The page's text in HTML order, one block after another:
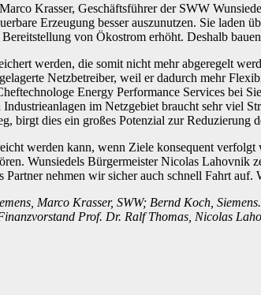
Krasser, Geschäftsführer der SWW
Erzeugung besser auszunutzen. Sie laden
von Ökostrom erhöht. Deshalb
werden, die somit nicht mehr abgeregelt
Netzbetreiber, weil er dadurch mehr
Energy Performance Services bei
im Netzgebiet braucht sehr viel
birgt dies ein großes Potenzial zur
werden kann, wenn Ziele konsequent
Wunsiedels Bürgermeister Nicolas Lahovnik
nehmen wir sicher auch schnell Fahrt auf.
Marco Krasser, SWW; Bernd Koch,
Prof. Dr. Ralf Thomas, Nicolas